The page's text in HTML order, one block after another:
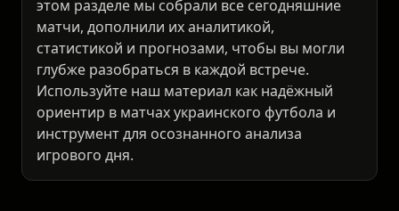
этом разделе мы собрали все сегодняшние
матчи, дополнили их аналитикой,
статистикой и прогнозами, чтобы вы могли
глубже разобраться в каждой встрече.
Используйте наш материал как надёжный
ориентир в матчах украинского футбола и
инструмент для осознанного анализа
игрового дня.